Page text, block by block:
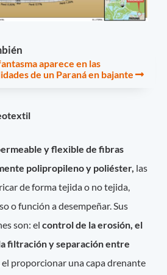
aparece en las
de un Paraná en bajante
y flexible de fibras
polipropileno y poliéster, las
de forma tejida o no tejida,
o función a desempeñar. Sus
son: elcontrol de la erosión, el
filtración y separación entre
el proporcionar una capa drenante